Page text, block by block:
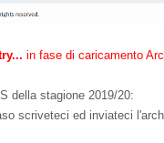
in fase di caricamento
della stagione 2019/20:
scriveteci ed inviateci